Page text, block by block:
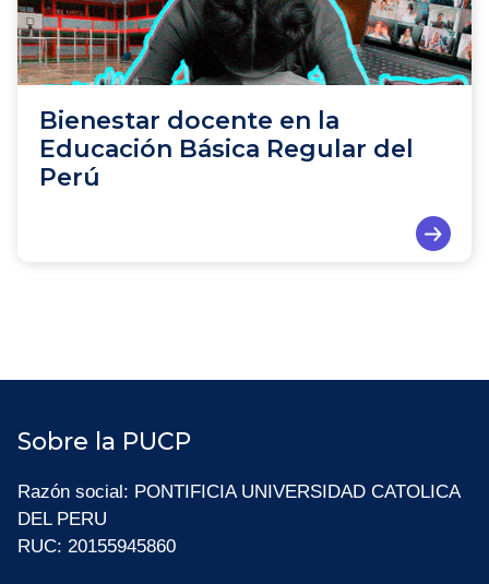
Bienestar docente en la
Educación Básica Regular del
Perú
Sobre la PUCP
Razón social: PONTIFICIA UNIVERSIDAD CATOLICA
DEL PERU
RUC: 20155945860